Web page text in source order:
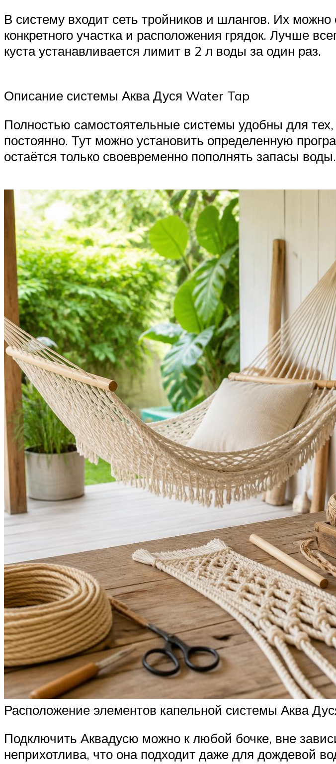
В систему входит сеть тройников и шлангов. Их
конкретного участка и расположения грядок. Лучше
куста устанавливается лимит в 2 л воды за один раз.
Описание системы Аква Дуся Water Tap
Полностью самостоятельные системы удобны для
постоянно. Тут можно установить определенную
остаётся только своевременно пополнять запасы воды.
Расположение элементов капельной системы Аква
Подключить Аквадусю можно к любой бочке, вне
неприхотлива, что она подходит даже для дождевой